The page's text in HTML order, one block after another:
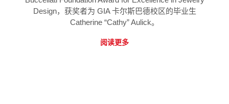
Design，获奖者为 GIA 卡尔斯巴德校区的毕业生
Catherine “Cathy” Aulick。
阅读更多